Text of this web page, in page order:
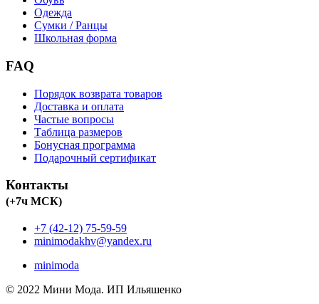
Одежда
Сумки / Ранцы
Школьная форма
FAQ
Порядок возврата товаров
Доставка и оплата
Частые вопросы
Таблица размеров
Бонусная программа
Подарочный сертификат
Контакты
(+7ч МСК)
+7 (42-12) 75-59-59
minimodakhv@yandex.ru
minimoda
© 2022 Мини Мода. ИП Ильяшенко